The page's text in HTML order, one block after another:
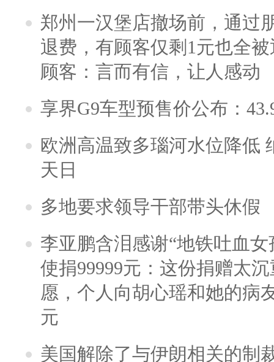
郑州一汉堡店撤场前，通过
退费，有顾客仅剩1元也全
顾客：言而有信，让人感动
享界G9车型预售价公布：
欧洲高温致多瑙河水位降低
天日
多地要求领导干部带头休假
李亚鹏含泪感谢“地铁吐血
使捐99999元：这份捐赠太
愿，个人向胡心瑶和她的病
元
美国解除了与伊朗相关的制